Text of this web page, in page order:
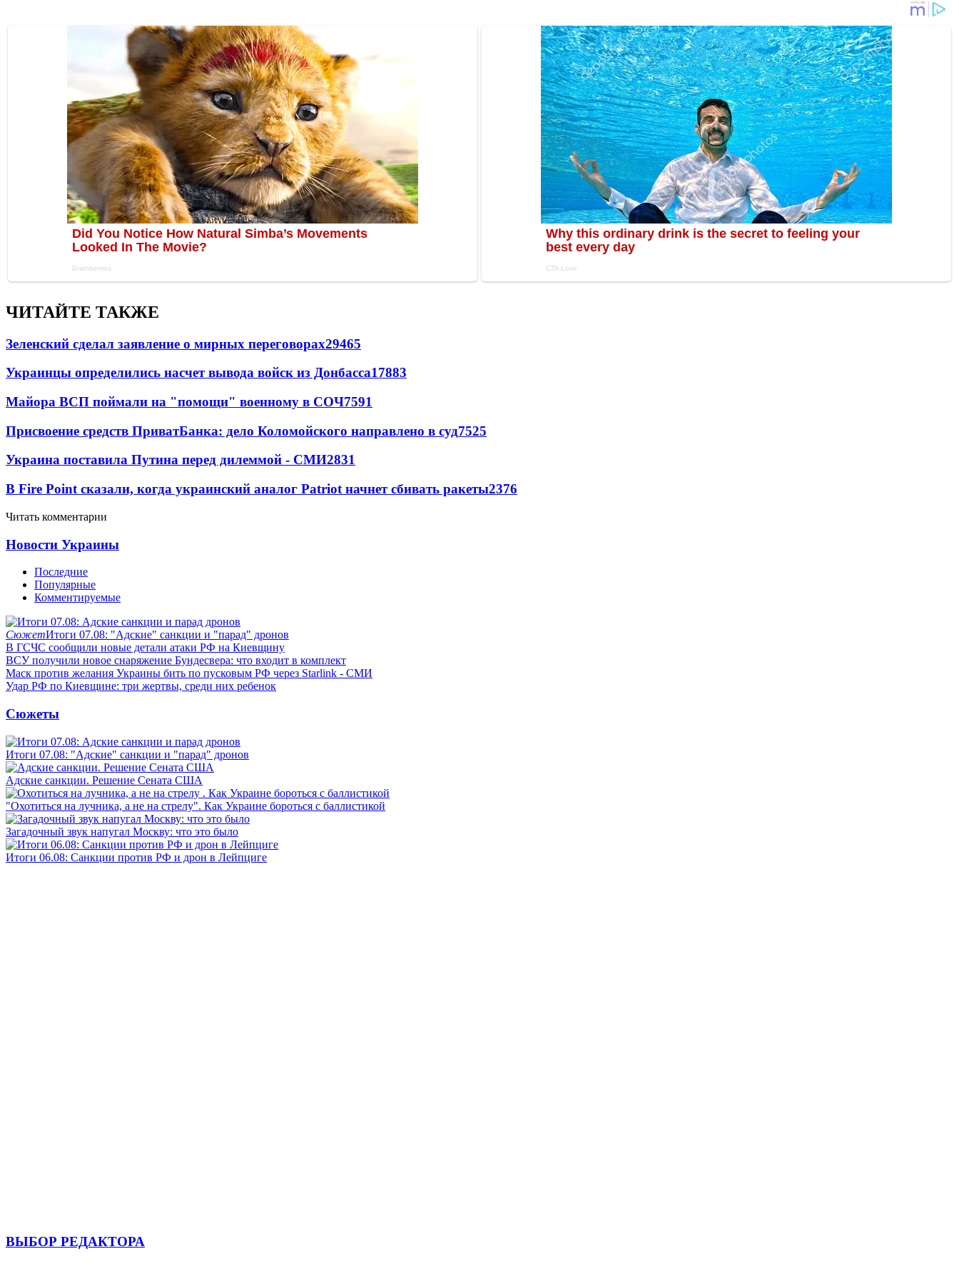
ЧИТАЙТЕ ТАКЖЕ
Зеленский сделал заявление о мирных переговорах29465
Украинцы определились насчет вывода войск из Донбасса17883
Майора ВСП поймали на "помощи" военному в СОЧ7591
Присвоение средств ПриватБанка: дело Коломойского направлено в суд7525
Украина поставила Путина перед дилеммой - СМИ2831
В Fire Point сказали, когда украинский аналог Patriot начнет сбивать ракеты2376
Читать комментарии
Новости Украины
Последние
Популярные
Комментируемые
СюжетИтоги 07.08: "Адские" санкции и "парад" дронов
В ГСЧС сообщили новые детали атаки РФ на Киевщину
ВСУ получили новое снаряжение Бундесвера: что входит в комплект
Маск против желания Украины бить по пусковым РФ через Starlink - СМИ
Удар РФ по Киевщине: три жертвы, среди них ребенок
Сюжеты
Итоги 07.08: "Адские" санкции и "парад" дронов
Адские санкции. Решение Сената США
"Охотиться на лучника, а не на стрелу". Как Украине бороться с баллистикой
Загадочный звук напугал Москву: что это было
Итоги 06.08: Санкции против РФ и дрон в Лейпциге
ВЫБОР РЕДАКТОРА